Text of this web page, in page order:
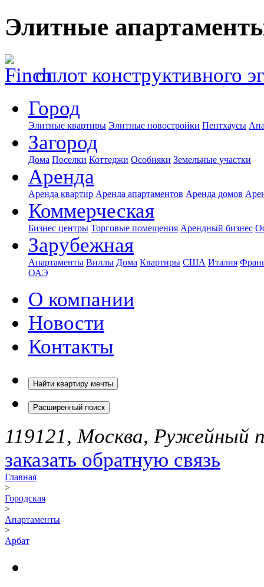
Элитные
оплот конструктивного
Город
Элитные квартиры Элитные новостройки Пентхаусы
Загород
Дома Поселки Коттеджи Особняки Земельные участки
Аренда
Аренда квартир Аренда апартаментов Аренда домов
Коммерческая
Бизнес центры Торговые помещения Арендный бизнес
Зарубежная
Апартаменты Виллы Дома Квартиры США Италия
ОАЭ
О компании
Новости
Контакты
Найти квартиру мечты
Расширенный поиск
119121, Москва, Ружейный
заказать обратную связь
Главная
>
Городская
>
Апартаменты
>
Арбат